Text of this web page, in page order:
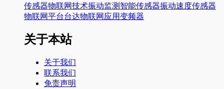
传感器物联网技术振动监测 智能传感器振动速度传感器
物联网平台台达物联网应用变频器
关于本站
关于我们
联系我们
免责声明